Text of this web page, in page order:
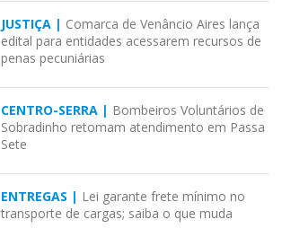
JUSTIÇA | Comarca de Venâncio Aires lança
edital para entidades acessarem recursos de
penas pecuniárias
CENTRO-SERRA | Bombeiros Voluntários de
Sobradinho retomam atendimento em Passa
Sete
ENTREGAS | Lei garante frete mínimo no
transporte de cargas; saiba o que muda